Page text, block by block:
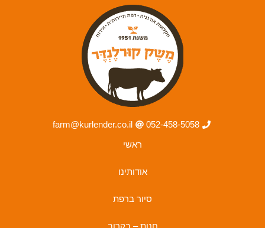
052-458-5058
farm@kurlender.co.il
ראשי
אודותינו
סיור ברפת